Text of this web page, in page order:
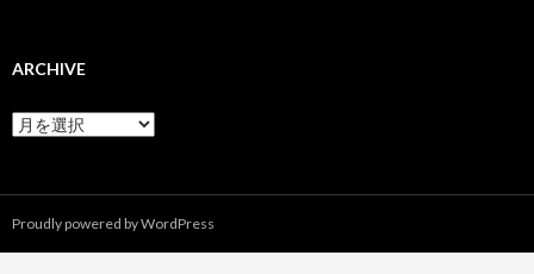
ARCHIVE
Archive
Proudly powered by WordPress